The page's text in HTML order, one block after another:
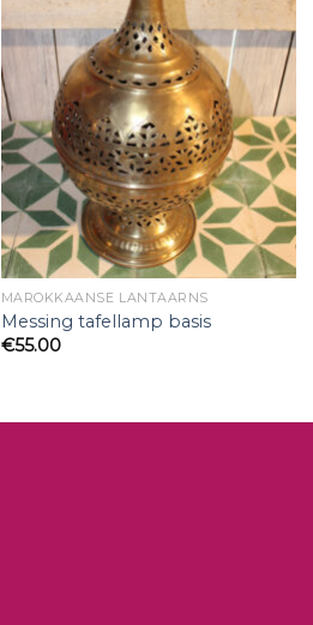
MAROKKAANSE LANTAARNS
Messing tafellamp basis
€55.00